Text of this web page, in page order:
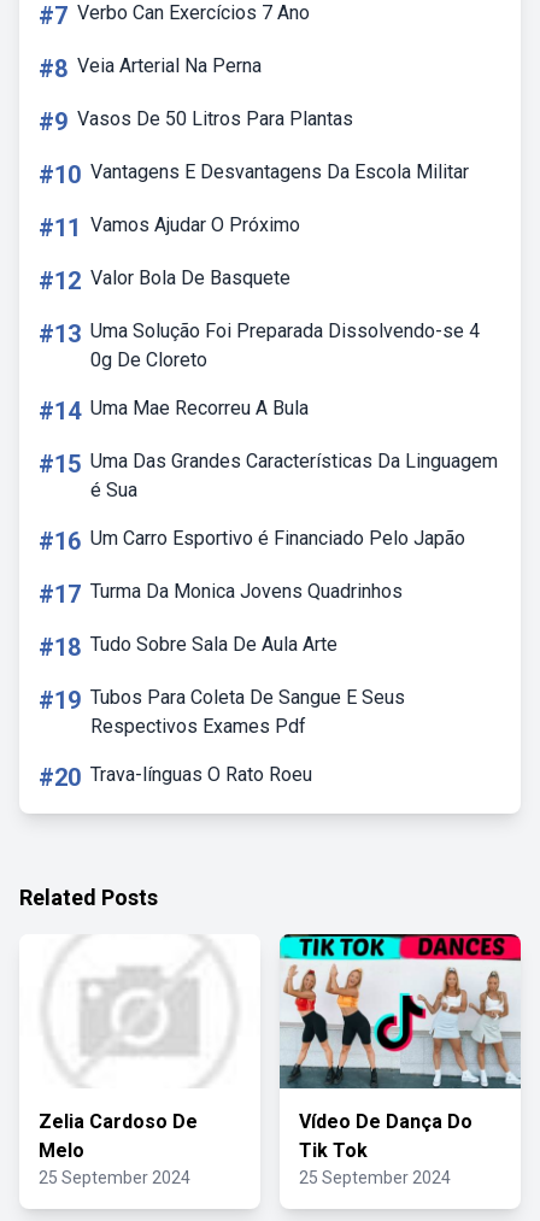
#7 Verbo Can Exercícios 7 Ano
#8 Veia Arterial Na Perna
#9 Vasos De 50 Litros Para Plantas
#10 Vantagens E Desvantagens Da Escola Militar
#11 Vamos Ajudar O Próximo
#12 Valor Bola De Basquete
#13 Uma Solução Foi Preparada Dissolvendo-se 4
0g De Cloreto
#14 Uma Mae Recorreu A Bula
#15 Uma Das Grandes Características Da Linguagem
é Sua
#16 Um Carro Esportivo é Financiado Pelo Japão
#17 Turma Da Monica Jovens Quadrinhos
#18 Tudo Sobre Sala De Aula Arte
#19 Tubos Para Coleta De Sangue E Seus
Respectivos Exames Pdf
#20 Trava-línguas O Rato Roeu
Related Posts
Zelia Cardoso De
Melo
25 September 2024
Vídeo De Dança Do
Tik Tok
25 September 2024